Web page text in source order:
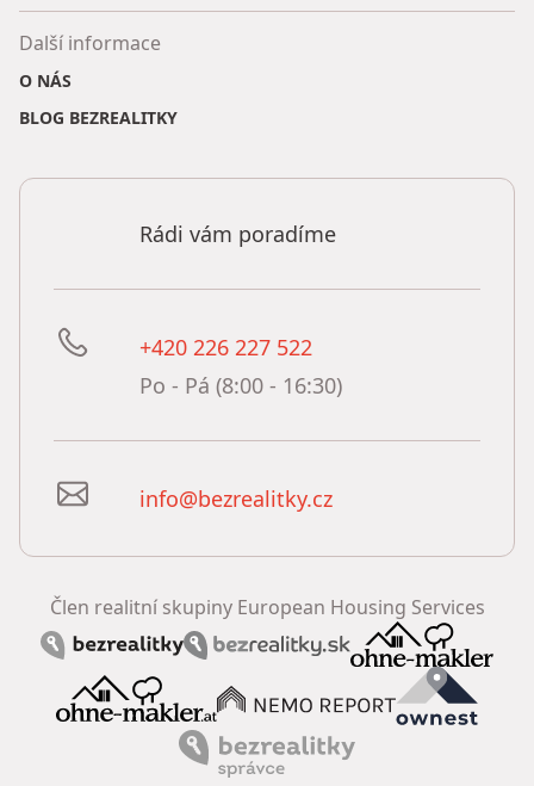
Další informace
O NÁS
BLOG BEZREALITKY
Rádi vám poradíme
+420 226 227 522
Po - Pá (8:00 - 16:30)
info@bezrealitky.cz
Člen realitní skupiny European Housing Services